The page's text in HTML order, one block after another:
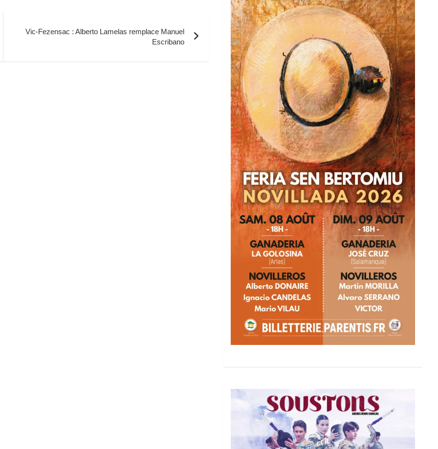
Vic-Fezensac : Alberto Lamelas remplace Manuel
Escribano